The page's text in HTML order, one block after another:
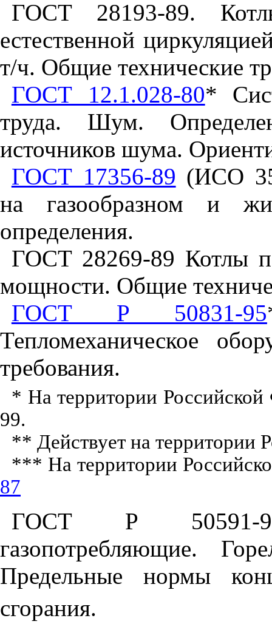
ГОСТ 28193-89.
естественной
т/ч. Общие технические
ГОСТ 12.1.028-80*
труда. Шум.
источников шума.
ГОСТ 17356-89 (ИСО
на газообразном и
определения.
ГОСТ 28269-89 Котлы
мощности. Общие
ГОСТ Р 50831-95
Тепломеханическое
требования.
* На территории
99.
** Действует на территории
*** На территории
87
ГОСТ Р 50591-
газопотребляющие.
Предельные нормы
сгорания.